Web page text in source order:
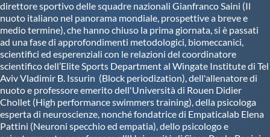
direttore sportivo delle squadre nazionali Gianfranco Saini (Il
nuoto italiano nel panorama mondiale, prospettive a breve e
medio termine), che hanno chiuso la prima giornata, si è passati
ad una fase di approfondimenti metodologici, biomeccanici,
scientifici ed esperenziali con le relazioni del coordinatore
scientifico dell’Elite Sports Department al Wingate Institute di Tel
Aviv Vladimir B. Issurin (Block periodization), dell'allenatore di
nuoto e professore emerito dell'Università di Rouen Didier
Chollet (High performance swimmers training), della psicologa
esperta di neuroscienze, nonché fondatrice di Empaticalab Elena
Pattini (Neuroni specchio ed empatia), dello psicologo e